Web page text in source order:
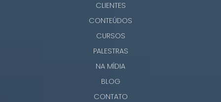
CLIENTES
CONTEÚDOS
CURSOS
PALESTRAS
NA MÍDIA
BLOG
CONTATO